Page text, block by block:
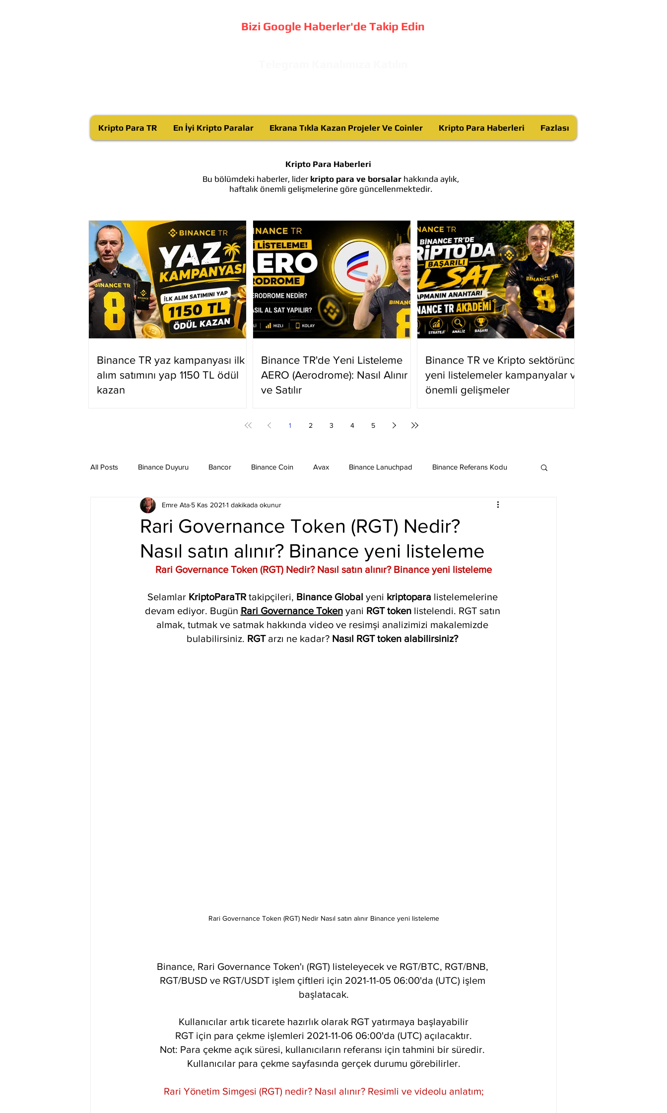
Bizi Google Haberler'de Takip Edin
Kripto Para TR En İyi Kripto Paralar Ekrana Tıkla Kazan Projeler Ve Coinler Kripto Para Haberleri Fazlası
Kripto Para Haberleri
Bu bölümdeki haberler, lider kripto para ve borsalarhakkında aylık,
haftalık önemli gelişmelerine göre güncellenmektedir.
Binance TR yaz kampanyası ilk
alım satımını yap 1150 TL ödül
kazan
Binance TR'de Yeni Listeleme
AERO (Aerodrome): Nasıl Alınır
ve Satılır
Binance TR ve Kripto sektöründe
yeni listelemeler kampanyalar ve
önemli gelişmeler
1 2 3 4 5
All Posts Binance Duyuru Bancor Binance Coin Avax Binance Lanuchpad Binance Referans Kodu
Binance Taraftar Token Bitcoin Bitcoin Sv
Bittorent Coin Chiliz Compound Dai Dash Cosmos Dogecoin Ethereum
Rari Governance Token (RGT) Nedir?
Nasıl satın alınır? Binance yeni listeleme
Emre Ata 5 Kas 2021 1 dakikada okunur
Rari Governance Token (RGT) Nedir? Nasıl satın alınır? Binance yeni listeleme
Selamlar KriptoParaTR takipçileri, Binance Global yeni kriptopara listelemelerine
devam ediyor. Bugün Rari Governance Token yani RGT token listelendi. RGT satın
almak, tutmak ve satmak hakkında video ve resimşi analizimizi makalemizde
bulabilirsiniz. RGT arzı ne kadar? Nasıl RGT token alabilirsiniz?
Rari Governance Token (RGT) Nedir Nasıl satın alınır Binance yeni listeleme
Binance, Rari Governance Token'ı (RGT) listeleyecek ve RGT/BTC, RGT/BNB,
RGT/BUSD ve RGT/USDT işlem çiftleri için 2021-11-05 06:00'da (UTC) işlem
başlatacak.
Kullanıcılar artık ticarete hazırlık olarak RGT yatırmaya başlayabilir
RGT için para çekme işlemleri 2021-11-06 06:00'da (UTC) açılacaktır.
Not: Para çekme açık süresi, kullanıcıların referansı için tahmini bir süredir.
Kullanıcılar para çekme sayfasında gerçek durumu görebilirler.
Rari Yönetim Simgesi (RGT) nedir? Nasıl alınır? Resimli ve videolu anlatım;